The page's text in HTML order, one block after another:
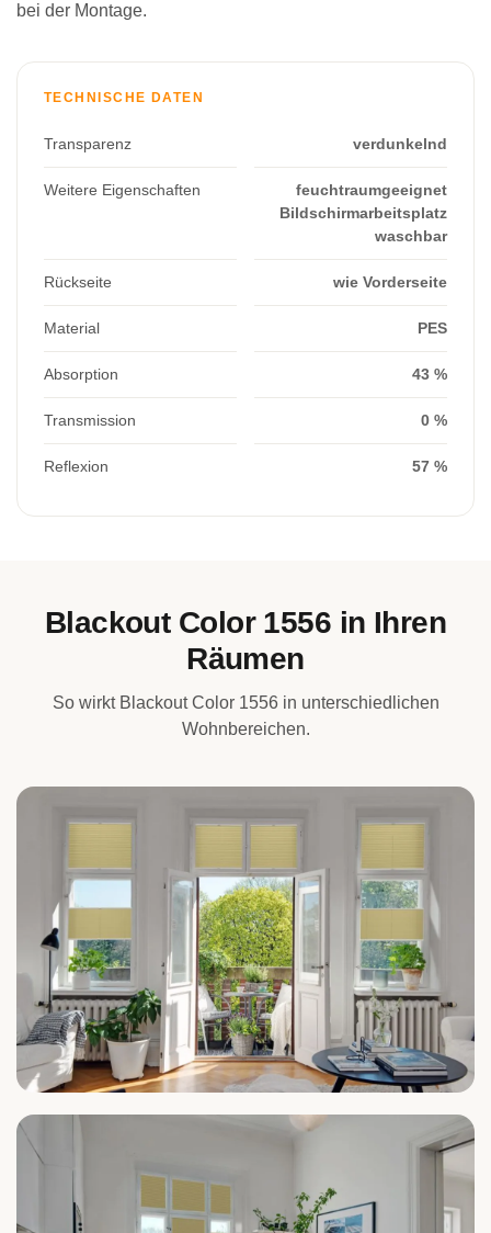
bei der Montage.
TECHNISCHE DATEN
Transparenz verdunkelnd
Weitere Eigenschaften
feuchtraumgeeignet
Bildschirmarbeitsplatz
waschbar
Rückseite wie Vorderseite
Material PES
Absorption 43 %
Transmission 0 %
Reflexion 57 %
Blackout Color 1556 in Ihren
Räumen
So wirkt Blackout Color 1556 in unterschiedlichen
Wohnbereichen.